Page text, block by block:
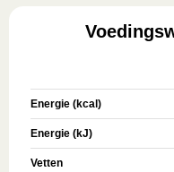
Energie (kcal)
Energie (kJ)
Vetten